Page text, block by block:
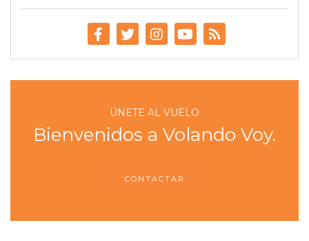
ÚNETE AL VUELO
Bienvenidos a Volando Voy.
CONTACTAR